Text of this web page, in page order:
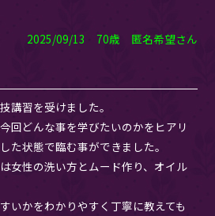
2025/09/13 70歳 匿名希望さん
講習を受けました。
回どんな事を学びたいのかをヒアリ
た状態で臨む事ができました。
女性の洗い方とムード作り、オイル
いかをわかりやすく丁寧に教えても